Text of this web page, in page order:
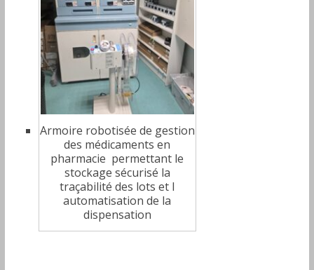
Armoire robotisée de gestion
des médicaments en
pharmacie permettant le
stockage sécurisé la
traçabilité des lots et l
automatisation de la
dispensation